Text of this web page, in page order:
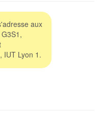
aux
IUT Lyon 1.